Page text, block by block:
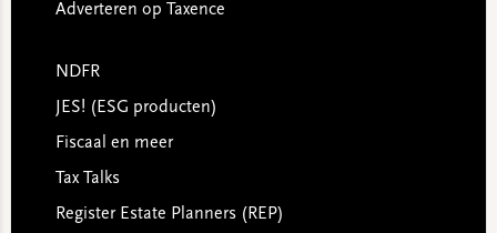
Adverteren op Taxence
NDFR
JES! (ESG producten)
Fiscaal en meer
Tax Talks
Register Estate Planners (REP)